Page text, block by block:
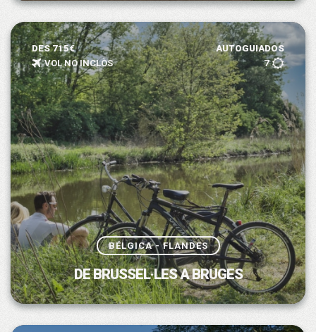
DES 715€
AUTOGUIADOS
VOL NO INCLÒS
7
BÉLGICA - FLANDES
DE BRUSSEL·LES A BRUGES